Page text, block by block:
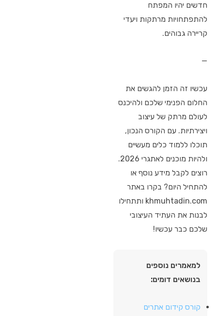
חדשים יהיו המפתח
להתפתחויות מרתקות ויעדי
קריירה גבוהים.
—
עכשיו זה הזמן להגשים את
החלום הפנימי שלכם ולהיכנס
לעולם מרתק של עיצוב
ויצירתיות. עם הקורס הנכון,
תוכלו ללמוד כלים מעשיים
ולהיות מוכנים לאתגרי 2026.
רוצים לקבל מידע נוסף או
להתחיל היום? בקרו באתר
khmuhtadin.com ותתחילו
לבנות את העתיד העיצובי
שלכם כבר עכשיו!
למאמרים נוספים
בנושאים דומים:
קורס קידום אתרים